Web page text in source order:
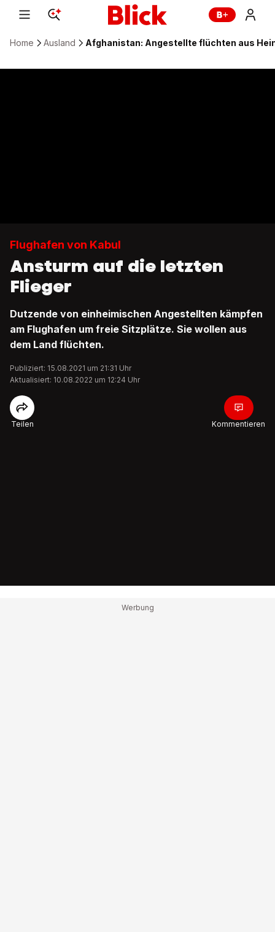
Home Ausland Afghanistan: Angestellte flüchten aus
Flughafen von Kabul
Ansturm auf die letzten
Flieger
Dutzende von einheimischen Angestellten kämpfen
am Flughafen um freie Sitzplätze. Sie wollen aus
dem Land flüchten.
Publiziert: 15.08.2021 um 21:31 Uhr
Aktualisiert: 10.08.2022 um 12:24 Uhr
Teilen Kommentieren